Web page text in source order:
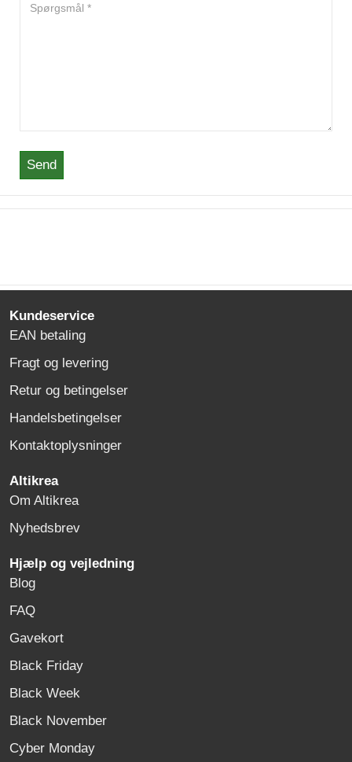
Send
Kundeservice
EAN betaling
Fragt og levering
Retur og betingelser
Handelsbetingelser
Kontaktoplysninger
Altikrea
Om Altikrea
Nyhedsbrev
Hjælp og vejledning
Blog
FAQ
Gavekort
Black Friday
Black Week
Black November
Cyber Monday